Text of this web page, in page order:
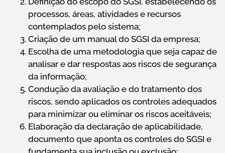
processos, áreas, atividades e recursos
contemplados pelo sistema;
Criação de um manual do SGSI da empresa;
Escolha de uma metodologia que seja capaz de
analisar e dar respostas aos riscos de segurança
da informação;
Condução da avaliação e do tratamento dos
riscos, sendo aplicados os controles adequados
para minimizar ou eliminar os riscos aceitáveis;
Elaboração da declaração de aplicabilidade,
documento que aponta os controles do SGSI e